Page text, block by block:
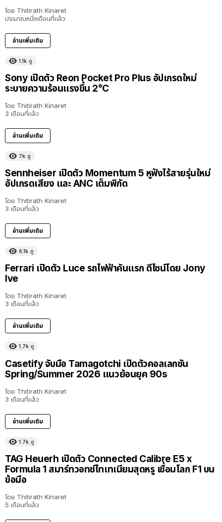
โดย Thitirath Kinaret
ประมาณหนึ่งเดือนที่แล้ว
อ่านเพิ่มเติม
1.1k ดู
Sony เปิดตัว Reon Pocket Pro Plus อัปเกรดใหม่
ระบายความร้อนแรงขึ้น 2°C
โดย Thitirath Kinaret
3 เดือนที่แล้ว
อ่านเพิ่มเติม
7k ดู
Sennheiser เปิดตัว Momentum 5 หูฟังไร้สายรุ่นใหม่
อัปเกรดเสียง และ ANC เต็มพิกัด
โดย Thitirath Kinaret
3 เดือนที่แล้ว
อ่านเพิ่มเติม
6.1k ดู
Ferrari เปิดตัว Luce รถไฟฟ้าคันแรก ดีไซน์โดย Jony
Ive
โดย Thitirath Kinaret
3 เดือนที่แล้ว
อ่านเพิ่มเติม
1.7k ดู
Casetify จับมือ Tamagotchi เปิดตัวคอลเลกชัน
Spring/Summer 2026 แนวย้อนยุค 90s
โดย Thitirath Kinaret
3 เดือนที่แล้ว
อ่านเพิ่มเติม
1.7k ดู
TAG Heuerh เปิดตัว Connected Calibre E5 x
Formula 1 สมาร์ทวอทช์ไทเทเนียมสุดหรู เชื่อมโลก F1 บน
ข้อมือ
โดย Thitirath Kinaret
5 เดือนที่แล้ว